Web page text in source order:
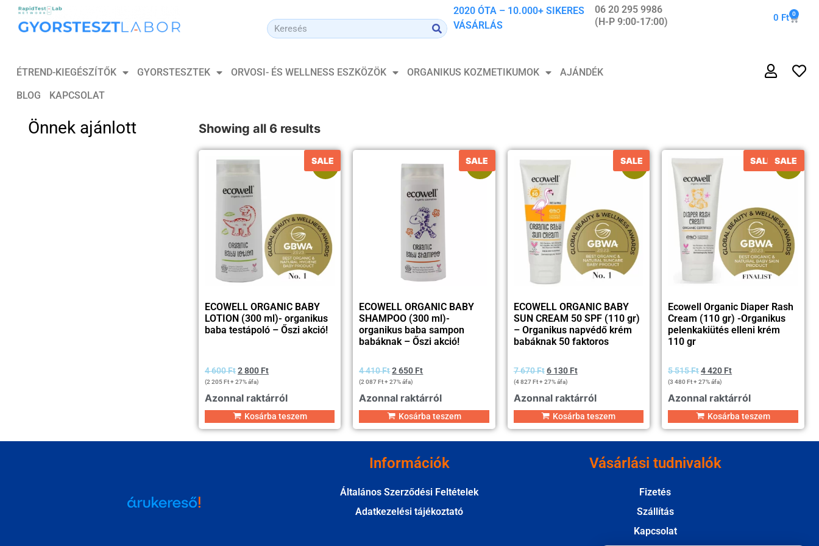
2020 ÓTA – 10.000+ SIKERES
VÁSÁRLÁS
06 20 295 9986
(H-P 9:00-17:00)
0 Ft 0
ÉTREND-KIEGÉSZÍTŐK GYORSTESZTEK ORVOSI- ÉS WELLNESS ESZKÖZÖK ORGANIKUS KOZMETIKUMOK
AJÁNDÉK
BLOG
KAPCSOLAT
Önnek ajánlott Showing all 6 results
Akció!
SALE
ECOWELL ORGANIC BABY
LOTION (300 ml)- organikus
baba testápoló – Őszi akció!
4 600Ft2 800 Ft
(2 205Ft+ 27% áfa)
Azonnal raktárról
Kosárba teszem
Akció!
SALE
ECOWELL ORGANIC BABY
SHAMPOO (300 ml)-
organikus baba sampon
babáknak – Őszi akció!
4 410Ft2 650 Ft
(2 087Ft+ 27% áfa)
Azonnal raktárról
Kosárba teszem
Akció!
SALE
ECOWELL ORGANIC BABY
SUN CREAM 50 SPF (110 gr)
– Organikus napvédő krém
babáknak 50 faktoros
7 670Ft 6 130 Ft
(4 827Ft+ 27% áfa)
Azonnal raktárról
Kosárba teszem
Akció!
SALE SALE
Ecowell Organic Diaper Rash
Cream (110 gr) -Organikus
pelenkakiütés elleni krém
110 gr
5 515Ft4 420 Ft
(3 480Ft+ 27% áfa)
Azonnal raktárról
Kosárba teszem
Információk
Általános Szerződési Feltételek
Adatkezelési tájékoztató
Vásárlási tudnivalók
Fizetés
Szállítás
Kapcsolat